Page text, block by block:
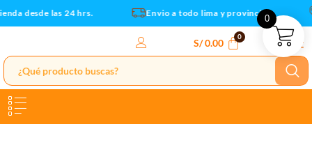
Ir
al
desde las 24 hrs. Envio a todo lima y provincias
S/0.00
0